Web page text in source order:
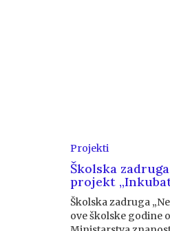
Projekti
Školska
projekt
Školska zadruga
ove školske godine